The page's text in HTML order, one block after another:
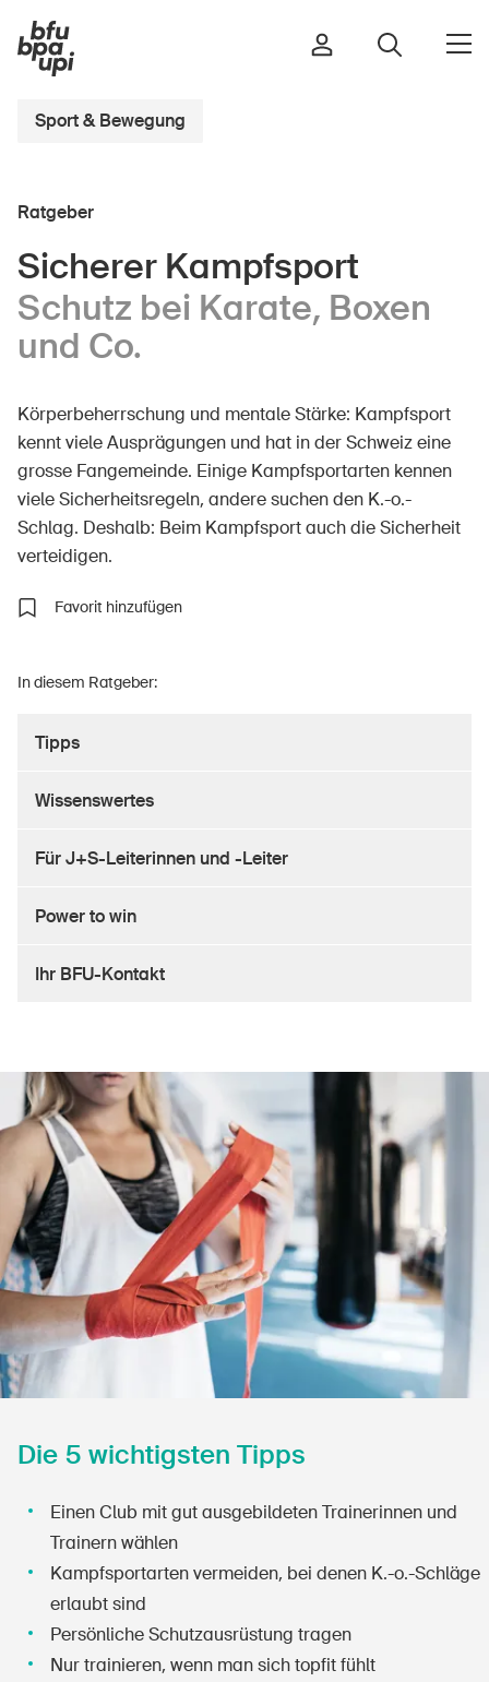
Sport & Bewegung
Zuhause & Garten
Gebäude & Anlagen
Im Alter
In der Schule
Im Unternehmen
Medien
Kampagnen
Offene Stellen
Bestellen & herunterladen
Sicherheitsdelegierte & Gemeinden
Kontakt & Beratung
Sport & Bewegung
Ratgeber
Sicherer Kampfsport
Schutz bei Karate, Boxen
und Co.
Körperbeherrschung und mentale Stärke: Kampfsport
kennt viele Ausprägungen und hat in der Schweiz eine
grosse Fangemeinde. Einige Kampfsportarten kennen
viele Sicherheitsregeln, andere suchen den K.-o.-
Schlag. Deshalb: Beim Kampfsport auch die Sicherheit
verteidigen.
Favorit hinzufügen
In diesem Ratgeber:
Tipps
Wissenswertes
Für J+S-Leiterinnen und -Leiter
Power to win
Ihr BFU-Kontakt
Die 5 wichtigsten Tipps
Einen Club mit gut ausgebildeten Trainerinnen und
Trainern wählen
Kampfsportarten vermeiden, bei denen K.-o.-Schläge
erlaubt sind
Persönliche Schutzausrüstung tragen
Nur trainieren, wenn man sich topfit fühlt